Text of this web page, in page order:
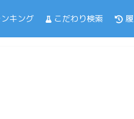
キング こだわり検索